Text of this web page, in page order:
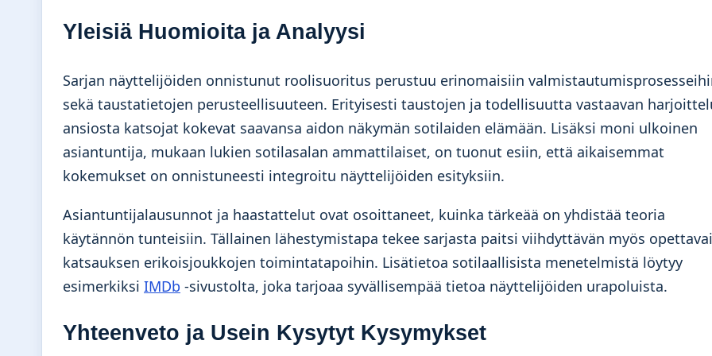
Yleisiä Huomioita ja Analyysi
Sarjan näyttelijöiden onnistunut roolisuoritus perustuu erinomaisiin
sekä taustatietojen perusteellisuuteen. Erityisesti taustojen ja todellisuutta vastaavan
ansiosta katsojat kokevat saavansa aidon näkymän sotilaiden elämään. Lisäksi moni ulkoinen
asiantuntija, mukaan lukien sotilasalan ammattilaiset, on tuonut esiin, että aikaisemmat
kokemukset on onnistuneesti integroitu näyttelijöiden esityksiin.
Asiantuntijalausunnot ja haastattelut ovat osoittaneet, kuinka tärkeää on yhdistää teoria
käytännön tunteisiin. Tällainen lähestymistapa tekee sarjasta paitsi viihdyttävän myös
katsauksen erikoisjoukkojen toimintatapoihin. Lisätietoa sotilaallisista menetelmistä löytyy
esimerkiksi IMDb -sivustolta, joka tarjoaa syvällisempää tietoa näyttelijöiden urapoluista.
Yhteenveto ja Usein Kysytyt Kysymykset